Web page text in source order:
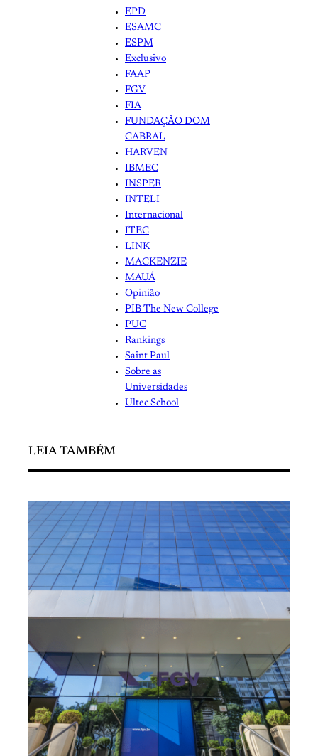
EPD
ESAMC
ESPM
Exclusivo
FAAP
FGV
FIA
FUNDAÇÃO DOM
CABRAL
HARVEN
IBMEC
INSPER
INTELI
Internacional
ITEC
LINK
MACKENZIE
MAUÁ
Opinião
PIB The New College
PUC
Rankings
Saint Paul
Sobre as
Universidades
Ultec School
LEIA TAMBÉM